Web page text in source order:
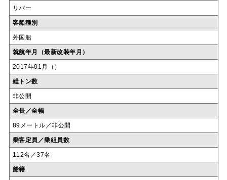
リバー
客船種別
外国船
就航年月（最新改装年月）
2017年01月（）
総トン数
非公開
全長／全幅
89メートル／非公開
乗客定員／乗組員数
112名／37名
船籍